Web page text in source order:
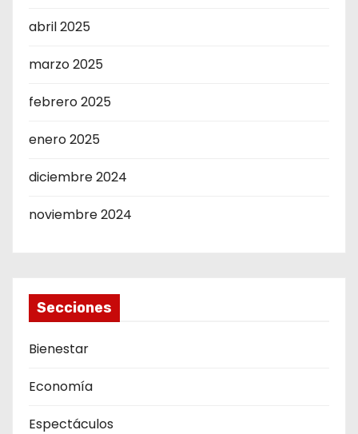
abril 2025
marzo 2025
febrero 2025
enero 2025
diciembre 2024
noviembre 2024
Secciones
Bienestar
Economía
Espectáculos